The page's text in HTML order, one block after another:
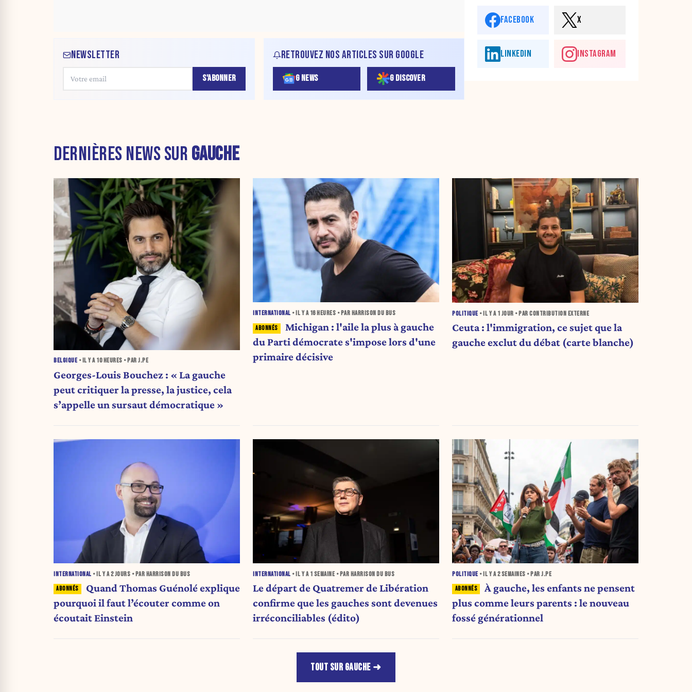
NEWSLETTER
S'ABONNER
RETROUVEZ NOS ARTICLES SUR GOOGLE
G NEWS G DISCOVER
FACEBOOK X
LINKEDIN INSTAGRAM
DERNIÈRES NEWS SUR GAUCHE
BELGIQUE • IL Y A 10 HEURES • PAR J.PE
Georges-Louis Bouchez : « La gauche
peut critiquer la presse, la justice, cela
s’appelle un sursaut démocratique »
INTERNATIONAL • IL Y A 16 HEURES • PAR HARRISON DU BUS
Michigan : l'aile la plus à gauche
du Parti démocrate s'impose lors d'une
primaire décisive
POLITIQUE • IL Y A 1 JOUR • PAR CONTRIBUTION EXTERNE
Ceuta : l'immigration, ce sujet que la
gauche exclut du débat (carte blanche)
INTERNATIONAL • IL Y A2 JOURS • PAR HARRISON DU BUS
Quand Thomas Guénolé explique
pourquoi il faut l’écouter comme on
écoutait Einstein
INTERNATIONAL • IL Y A 1 SEMAINE • PAR HARRISON DU BUS
Le départ de Quatremer de Libération
confirme que les gauches sont devenues
irréconciliables (édito)
POLITIQUE • IL Y A2 SEMAINES • PAR J.PE
À gauche, les enfants ne pensent
plus comme leurs parents : le nouveau
fossé générationnel
TOUT SUR GAUCHE